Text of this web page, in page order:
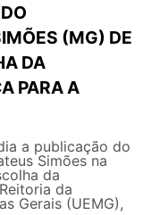
(MG) DE
DA
PARA A
a publicação do
Simões na
da
da
Gerais (UEMG),